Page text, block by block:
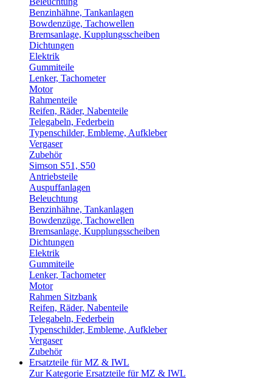
Benzinhähne, Tankanlagen
Bowdenzüge, Tachowellen
Bremsanlage, Kupplungsscheiben
Dichtungen
Elektrik
Gummiteile
Lenker, Tachometer
Motor
Rahmenteile
Reifen, Räder, Nabenteile
Telegabeln, Federbein
Typenschilder, Embleme, Aufkleber
Vergaser
Zubehör
Simson S51, S50
Antriebsteile
Auspuffanlagen
Beleuchtung
Benzinhähne, Tankanlagen
Bowdenzüge, Tachowellen
Bremsanlage, Kupplungsscheiben
Dichtungen
Elektrik
Gummiteile
Lenker, Tachometer
Motor
Rahmen Sitzbank
Reifen, Räder, Nabenteile
Telegabeln, Federbein
Typenschilder, Embleme, Aufkleber
Vergaser
Zubehör
Ersatzteile für MZ & IWL
Zur Kategorie Ersatzteile für MZ & IWL